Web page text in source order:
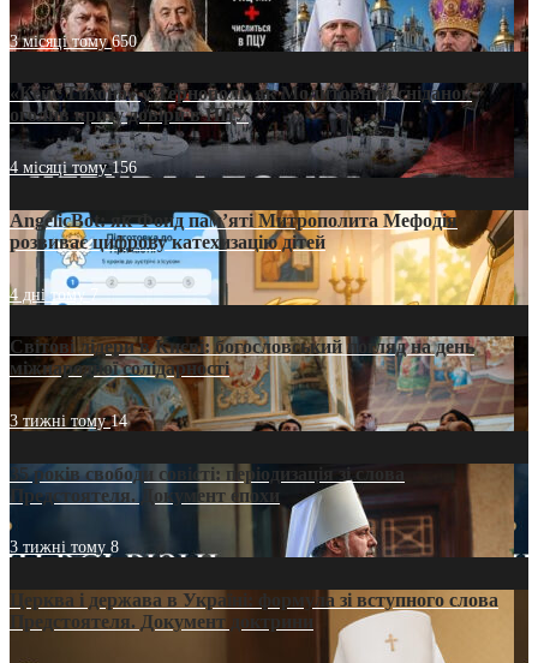
3 місяці тому650
«Кейс Тихона» у Тернополі: як Молитовний сніданок
оголив кризу довіри в ПЦУ
4 місяці тому156
AngelicBot: як Фонд пам’яті Митрополита Мефодія
розвиває цифрову катехизацію дітей
4 дні тому7
Світові лідери в Києві: богословський погляд на день
міжнародної солідарності
3 тижні тому14
35 років свободи совісті: періодизація зі слова
Предстоятеля. Документ епохи
3 тижні тому 8
Церква і держава в Україні: формула зі вступного слова
Предстоятеля. Документ доктрини